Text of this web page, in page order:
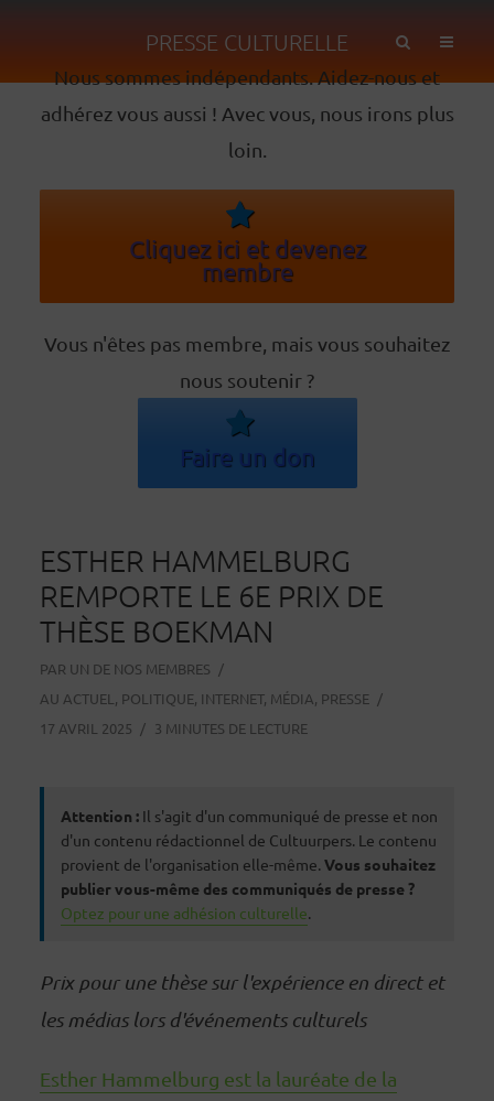
PRESSE CULTURELLE
Nous sommes indépendants. Aidez-nous et
adhérez vous aussi ! Avec vous, nous irons plus
loin.
Cliquez ici et devenez
membre
Vous n'êtes pas membre, mais vous souhaitez
nous soutenir ?
Faire un don
ESTHER HAMMELBURG
REMPORTE LE 6E PRIX DE
THÈSE BOEKMAN
PAR UN DE NOS MEMBRES
AU ACTUEL , POLITIQUE, INTERNET, MÉDIA, PRESSE
17 AVRIL 2025
3 MINUTES DE LECTURE
Attention :Il s'agit d'un communiqué de presse et non
d'un contenu rédactionnel de Cultuurpers. Le contenu
provient de l'organisation elle-même. Vous souhaitez
publier vous-même des communiqués de presse ?
Optez pour une adhésion culturelle.
Prix pour une thèse sur l'expérience en direct et
les médias lors d'événements culturels
Esther Hammelburg est la lauréate de la